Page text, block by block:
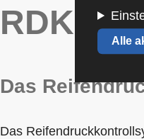
Alle
RDKS
Das
Das